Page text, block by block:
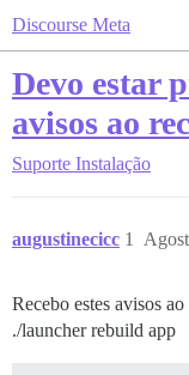
Discourse Meta
Devo estar
avisos ao
Suporte Instalação
augustinecicc 1
Recebo estes avisos
./launcher rebuild app